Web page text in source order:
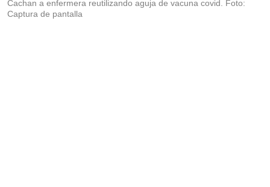
Cachan a enfermera reutilizando aguja de vacuna covid. Foto:
Captura de pantalla